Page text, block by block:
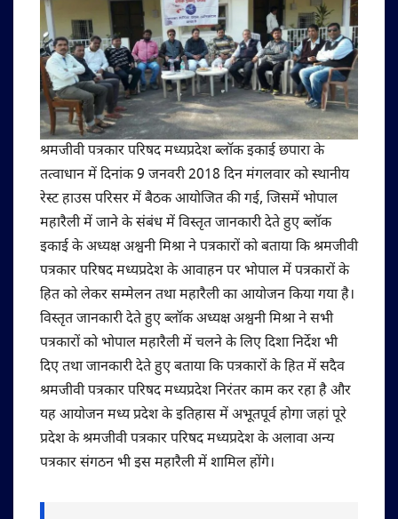
श्रमजीवी पत्रकार परिषद मध्यप्रदेश ब्लॉक इकाई छपारा के
तत्वाधान में दिनांक 9 जनवरी 2018 दिन मंगलवार को स्थानीय
रेस्ट हाउस परिसर में बैठक आयोजित की गई, जिसमें भोपाल
महारैली में जाने के संबंध में विस्तृत जानकारी देते हुए ब्लॉक
इकाई के अध्यक्ष अश्वनी मिश्रा ने पत्रकारों को बताया कि श्रमजीवी
पत्रकार परिषद मध्यप्रदेश के आवाहन पर भोपाल में पत्रकारों के
हित को लेकर सम्मेलन तथा महारैली का आयोजन किया गया है।
विस्तृत जानकारी देते हुए ब्लॉक अध्यक्ष अश्वनी मिश्रा ने सभी
पत्रकारों को भोपाल महारैली में चलने के लिए दिशा निर्देश भी
दिए तथा जानकारी देते हुए बताया कि पत्रकारों के हित में सदैव
श्रमजीवी पत्रकार परिषद मध्यप्रदेश निरंतर काम कर रहा है और
यह आयोजन मध्य प्रदेश के इतिहास में अभूतपूर्व होगा जहां पूरे
प्रदेश के श्रमजीवी पत्रकार परिषद मध्यप्रदेश के अलावा अन्य
पत्रकार संगठन भी इस महारैली में शामिल होंगे।